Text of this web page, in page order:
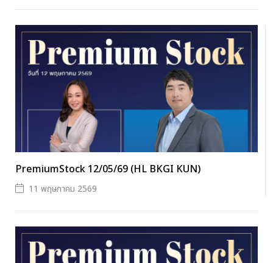
PremiumStock 12/05/69 (HL BKGI KUN)
11 พฤษภาคม 2569